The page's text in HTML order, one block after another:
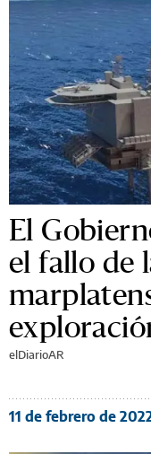
El
el fallo de
elDiarioAR
11 de febrero de